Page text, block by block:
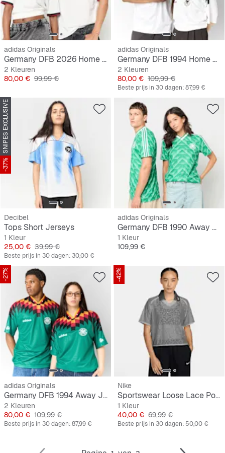
adidas Originals
Germany DFB 2026 Home Jersey
2 Kleuren
Prijs
80,00 € Originele Prijs
99,99 €
adidas Originals
Germany DFB 1994 Home Jersey
2 Kleuren
Prijs
80,00 € Originele Prijs
109,99 €
Beste prijs in 30 dagen:87,99 €
SNIPES EXCLUSIVE
-37%
Decibel
Tops Short Jerseys
1 Kleur
Prijs
25,00 € Originele Prijs
39,99 €
Beste prijs in 30 dagen:30,00 €
adidas Originals
Germany DFB 1990 Away Jersey
1 Kleur
Prijs
109,99 €
-27%
adidas Originals
Germany DFB 1994 Away Jersey
2 Kleuren
Prijs
80,00 € Originele Prijs
109,99 €
Beste prijs in 30 dagen:87,99 €
-42%
Nike
Sportswear Loose Lace Polo Jersey Top
1 Kleur
Prijs
40,00 € Originele Prijs
69,99 €
Beste prijs in 30 dagen: 50,00 €